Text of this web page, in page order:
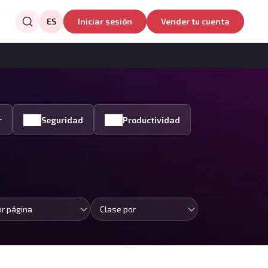
ES Iniciar sesión Vender tu cuenta
Seguridad Productividad
página Clase por